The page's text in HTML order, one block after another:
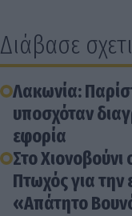
Διάβασε
Λακωνία:
υποσχόταν
εφορία
Στο
Πτωχός για
«Απάτητο